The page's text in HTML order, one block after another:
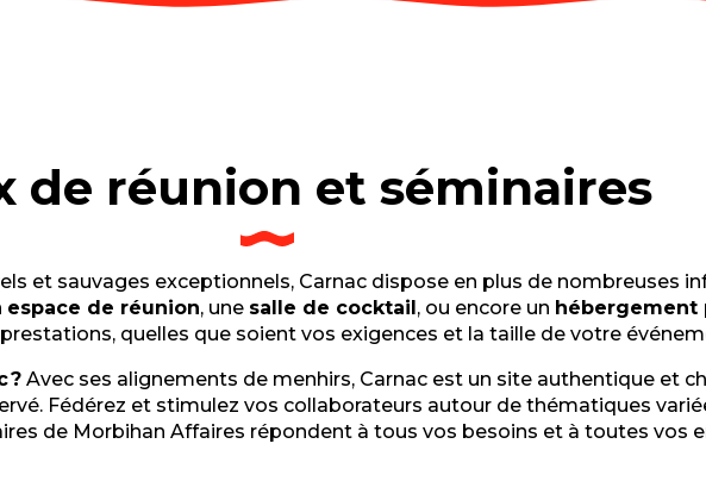
de réunion et séminaires
et sauvages exceptionnels, Carnac dispose en plus de nombreuses
espace de réunion, une salle de cocktail, ou encore un hébergement
quelles que soient vos exigences et la taille de votre
? Avec ses alignements de menhirs, Carnac est un site authentique et
Fédérez et stimulez vos collaborateurs autour de thématiques
de Morbihan Affaires répondent à tous vos besoins et à toutes vos